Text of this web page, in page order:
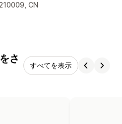
CN
さ
すべてを表示